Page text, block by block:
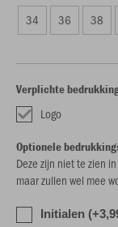
34 36 38
Verplichte
Logo
Optionele
Deze zijn niet te zien
maar zullen wel mee
Initialen